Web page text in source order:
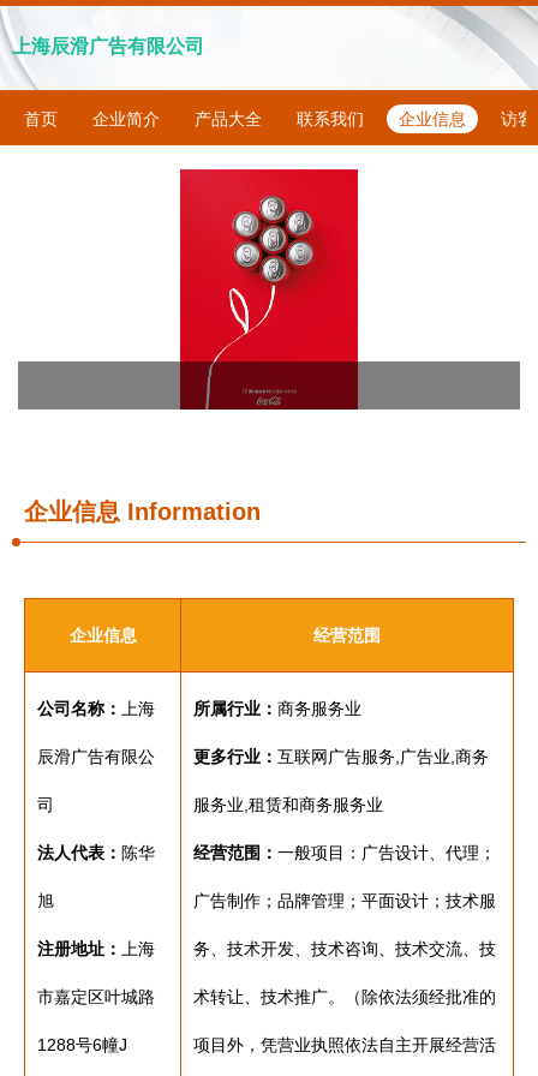
上海辰滑广告有限公司
首页 企业简介 产品大全 联系我们 企业信息 访客
企业信息 Information
企业信息 经营范围
公司名称： 上海
辰滑广告有限公
司
法人代表： 陈华
旭
注册地址： 上海
市嘉定区叶城路
1288号6幢J
所属行业： 商务服务业
更多行业： 互联网广告服务,广告业,商务
服务业,租赁和商务服务业
经营范围： 一般项目：广告设计、代理；
广告制作；品牌管理；平面设计；技术服
务、技术开发、技术咨询、技术交流、技
术转让、技术推广。（除依法须经批准的
项目外，凭营业执照依法自主开展经营活